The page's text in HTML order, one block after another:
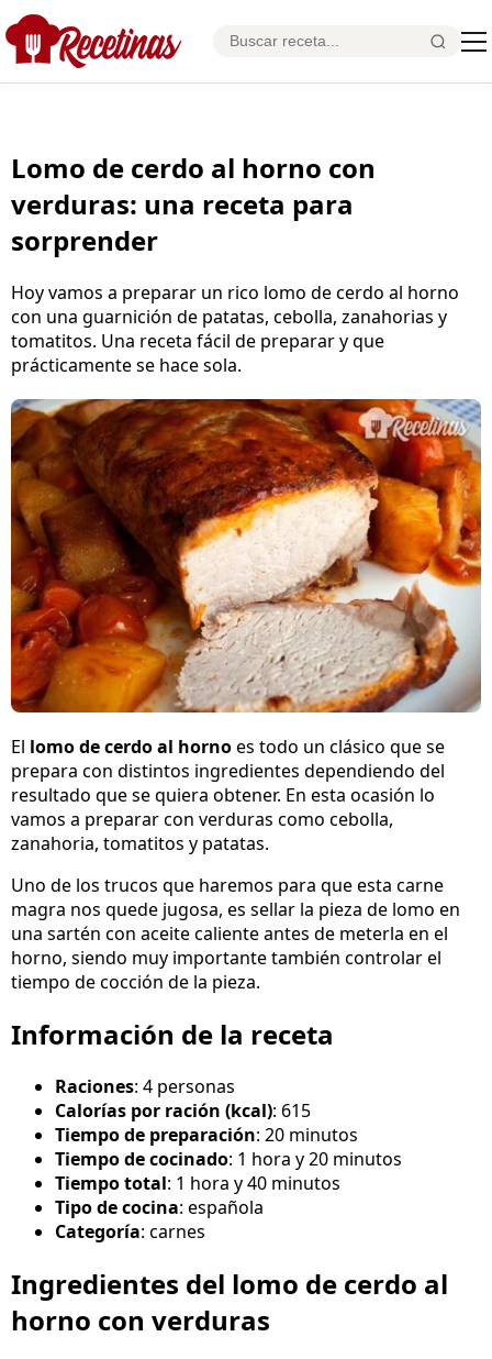
Lomo de cerdo al horno con
verduras: una receta para
sorprender
Hoy vamos a preparar un rico lomo de cerdo al horno
con una guarnición de patatas, cebolla, zanahorias y
tomatitos. Una receta fácil de preparar y que
prácticamente se hace sola.
El lomo de cerdo al hornoes todo un clásico que se
prepara con distintos ingredientes dependiendo del
resultado que se quiera obtener. En esta ocasión lo
vamos a preparar con verduras como cebolla,
zanahoria, tomatitos y patatas.
Uno de los trucos que haremos para que esta carne
magra nos quede jugosa, es sellar la pieza de lomo en
una sartén con aceite caliente antes de meterla en el
horno, siendo muy importante también controlar el
tiempo de cocción de la pieza.
Información de la receta
Raciones: 4 personas
Calorías por ración (kcal): 615
Tiempo de preparación: 20 minutos
Tiempo de cocinado: 1 hora y 20 minutos
Tiempo total: 1 hora y 40 minutos
Tipo de cocina: española
Categoría: carnes
Ingredientes del lomo de cerdo al
horno con verduras